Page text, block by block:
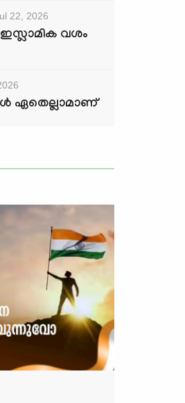
22, 2026
ഇസ്ലാമിക വശം